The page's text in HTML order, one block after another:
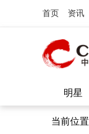
首页 资讯
明星
当前位置